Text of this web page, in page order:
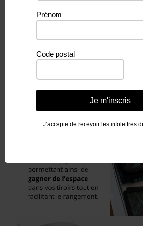
Prénom
Code postal
Je m'inscris
J’accepte de recevoir les infolettres